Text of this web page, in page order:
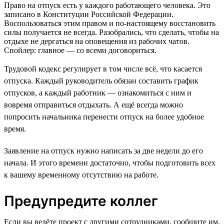
Право на отпуск есть у каждого работающего человека. Это
записано в Конституции Российской Федерации.
Воспользоваться этим правом и по-настоящему восстановить
силы получается не всегда. Разобрались, что сделать, чтобы на
отдыхе не дергаться на оповещения из рабочих чатов.
Спойлер: главное — со всеми договориться.
Трудовой кодекс регулирует в том числе всё, что касается
отпуска. Каждый руководитель обязан составить график
отпусков, а каждый работник — ознакомиться с ним и
вовремя отправиться отдыхать. А ещё всегда можно
попросить начальника перенести отпуск на более удобное
время.
Заявление на отпуск нужно написать за две недели до его
начала. И этого времени достаточно, чтобы подготовить всех
к вашему временному отсутствию на работе.
Предупредите коллег
Если вы ведёте проект с другими сотрудниками, сообщите им,